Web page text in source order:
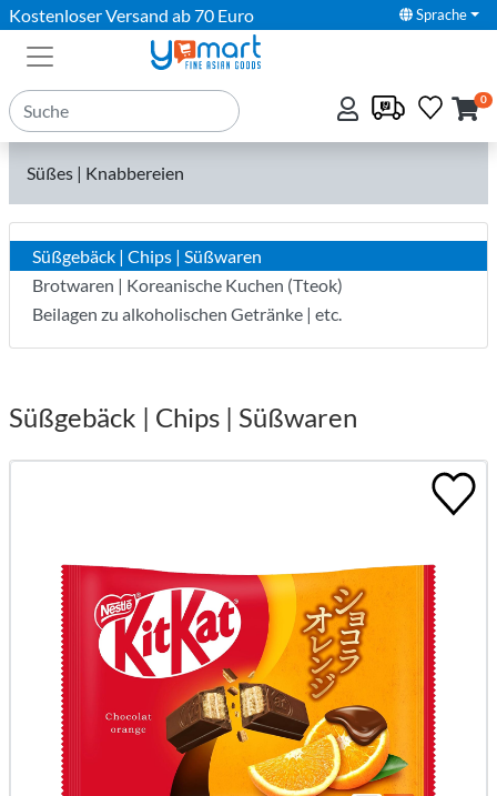
Kostenloser Versand ab 70 Euro Sprache
0
Süßes | Knabbereien
Süßgebäck | Chips | Süßwaren
Brotwaren | Koreanische Kuchen (Tteok)
Beilagen zu alkoholischen Getränke | etc.
Süßgebäck | Chips | Süßwaren